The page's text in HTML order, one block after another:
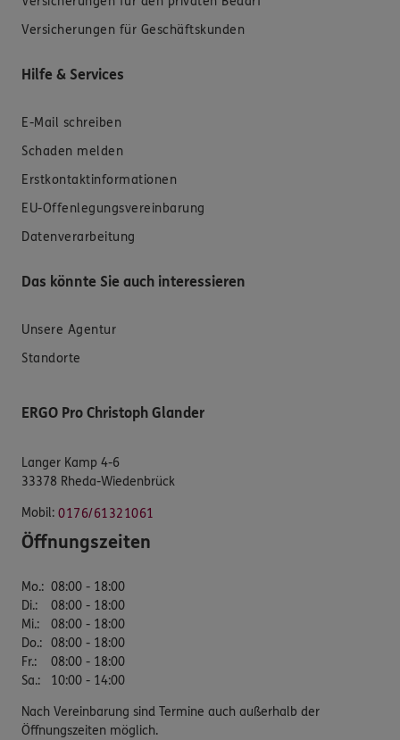
Versicherungen für Geschäftskunden
Hilfe & Services
E-Mail schreiben
Schaden melden
Erstkontaktinformationen
EU-Offenlegungsvereinbarung
Datenverarbeitung
Das könnte Sie auch interessieren
Unsere Agentur
Standorte
ERGO Pro Christoph Glander
Langer Kamp 4-6
33378 Rheda-Wiedenbrück
Mobil: 0176/61321061
Öffnungszeiten
Mo.: 08:00 - 18:00
Di.:
08:00 - 18:00
Mi.:
08:00 - 18:00
Do.: 08:00 - 18:00
Fr.:
08:00 - 18:00
Sa.: 10:00 - 14:00
Nach Vereinbarung sind Termine auch außerhalb der
Öffnungszeiten möglich.